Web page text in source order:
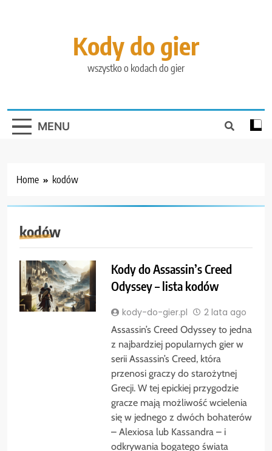
Kody do gier
wszystko o kodach do gier
MENU
Home kodów
kodów
Kody do Assassin’s Creed
Odyssey – lista kodów
kody-do-gier.pl 2 lata ago
Assassin’s Creed Odyssey to jedna
z najbardziej popularnych gier w
serii Assassin’s Creed, która
przenosi graczy do starożytnej
Grecji. W tej epickiej przygodzie
gracze mają możliwość wcielenia
się w jednego z dwóch bohaterów
– Alexiosa lub Kassandra – i
odkrywania bogatego świata